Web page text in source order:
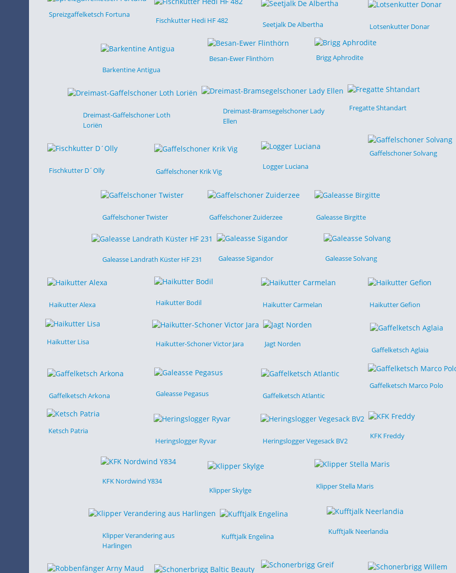
Spreizgaffelketsch Fortuna
Fischkutter Hedi HF 482 Seetjalk De Albertha Lotsenkutter Donar
Barkentine Antigua
Besan-Ewer Flinthörn Brigg Aphrodite
Dreimast-Gaffelschoner Loth
Loriën
Dreimast-Bramsegelschoner Lady
Ellen
Fregatte Shtandart
Fischkutter D´Olly Gaffelschoner Krik Vig
Logger Luciana
Gaffelschoner Solvang
Gaffelschoner Twister Gaffelschoner Zuiderzee Galeasse Birgitte
Galeasse Landrath Küster HF 231 Galeasse Sigandor Galeasse Solvang
Haikutter Alexa Haikutter Bodil Haikutter Carmelan Haikutter Gefion
Haikutter Lisa Haikutter-Schoner Victor Jara Jagt Norden
Gaffelketsch Aglaia
Gaffelketsch Arkona Galeasse Pegasus Gaffelketsch Atlantic
Gaffelketsch Marco Polo
Ketsch Patria
Heringslogger Ryvar
Heringslogger Vegesack BV2
KFK Freddy
KFK Nordwind Y834
Klipper Skylge
Klipper Stella Maris
Klipper Verandering aus
Harlingen
Kufftjalk Engelina
Kufftjalk Neerlandia